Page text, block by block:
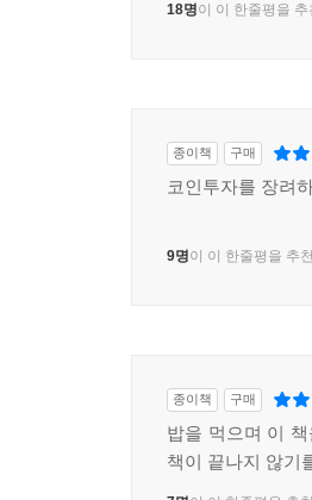
18명이 이 한줄평을 추
종이책 구매
코인투자를 장려
9명이 이 한줄평을 추
종이책 구매
밥을 먹으며 이
책이 끝나지 않기